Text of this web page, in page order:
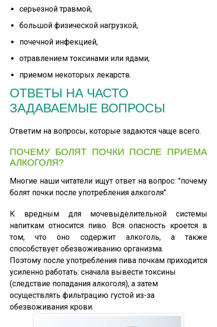
серьезной травмой,
большой физической нагрузкой,
почечной инфекцией,
отравлением токсинами или ядами,
приемом некоторых лекарств.
ОТВЕТЫ НА ЧАСТО
ЗАДАВАЕМЫЕ ВОПРОСЫ
Ответим на вопросы, которые задаются чаще всего.
ПОЧЕМУ БОЛЯТ ПОЧКИ ПОСЛЕ ПРИЕМА
АЛКОГОЛЯ?
Многие наши читатели ищут ответ на вопрос: "почему
болят почки после употребления алкоголя".
К вредным для мочевыделительной системы
напиткам относится пиво. Вся опасность кроется в
том, что оно содержит алкоголь, а также
способствует обезвоживанию организма.
Поэтому после употребления пива почкам приходится
усиленно работать: сначала вывести токсины
(следствие попадания алкоголя), а затем
осуществлять фильтрацию густой из-за
обезвоживания крови.